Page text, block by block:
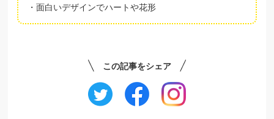
・面白いデザインでハートや花形
この記事をシェア